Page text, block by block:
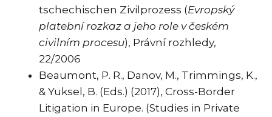
tschechischen Zivilprozess (Evropský
platební rozkaz a jeho role v českém
civilním procesu), Právní rozhledy,
22/2006
Beaumont, P. R., Danov, M., Trimmings, K.,
& Yuksel, B. (Eds.) (2017), Cross-Border
Litigation in Europe. (Studies in Private